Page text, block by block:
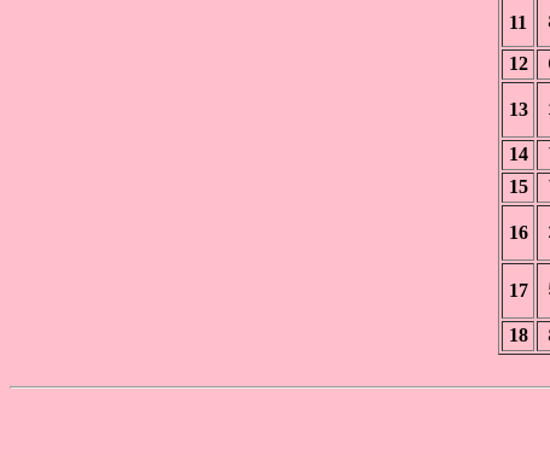
11
12
13
14
15
16
17
18